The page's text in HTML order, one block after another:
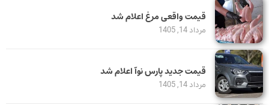
قیمت واقعی مرغ اعلام شد
مرداد 14, 1405
قیمت جدید پارس نوآ اعلام شد
مرداد 14, 1405